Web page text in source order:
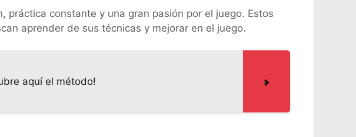
práctica constante y una gran pasión por el juego. Estos
aprender de sus técnicas y mejorar en el juego.
aquí el método!